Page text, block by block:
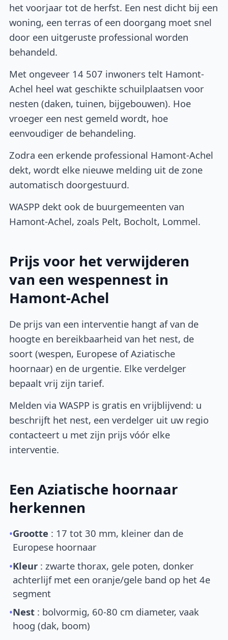
het voorjaar tot de herfst. Een nest dicht bij een
woning, een terras of een doorgang moet snel
door een uitgeruste professional worden
behandeld.
Met ongeveer 14 507 inwoners telt Hamont-
Achel heel wat geschikte schuilplaatsen voor
nesten (daken, tuinen, bijgebouwen). Hoe
vroeger een nest gemeld wordt, hoe
eenvoudiger de behandeling.
Zodra een erkende professional Hamont-Achel
dekt, wordt elke nieuwe melding uit de zone
automatisch doorgestuurd.
WASPP dekt ook de buurgemeenten van
Hamont-Achel, zoals Pelt, Bocholt, Lommel.
Prijs voor het verwijderen
van een wespennest in
Hamont-Achel
De prijs van een interventie hangt af van de
hoogte en bereikbaarheid van het nest, de
soort (wespen, Europese of Aziatische
hoornaar) en de urgentie. Elke verdelger
bepaalt vrij zijn tarief.
Melden via WASPP is gratis en vrijblijvend: u
beschrijft het nest, een verdelger uit uw regio
contacteert u met zijn prijs vóór elke
interventie.
Een Aziatische hoornaar
herkennen
•Grootte : 17 tot 30 mm, kleiner dan de
Europese hoornaar
•Kleur : zwarte thorax, gele poten, donker
achterlijf met een oranje/gele band op het 4e
segment
•Nest : bolvormig, 60-80 cm diameter, vaak
hoog (dak, boom)